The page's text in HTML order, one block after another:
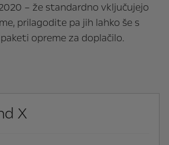
– že standardno vključujejo
prilagodite pa jih lahko še s
opreme za doplačilo.
X